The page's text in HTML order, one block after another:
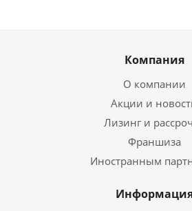
Компания
О компании
Акции и
Лизинг и
Франшиза
Иностранным